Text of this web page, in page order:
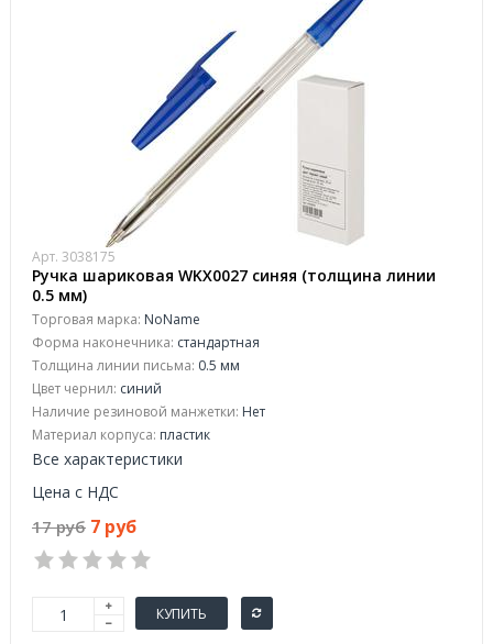
Арт. 3038175
Ручка шариковая WKX0027 синяя (толщина линии
0.5 мм)
Торговая марка: NoName
Форма наконечника: стандартная
Толщина линии письма: 0.5 мм
Цвет чернил: синий
Наличие резиновой манжетки: Нет
Материал корпуса: пластик
Все характеристики
Цена с НДС
17 руб 7 руб
КУПИТЬ